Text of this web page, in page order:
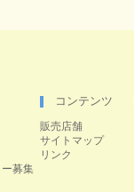
募集
コンテンツ
販売店舗
サイトマップ
リンク